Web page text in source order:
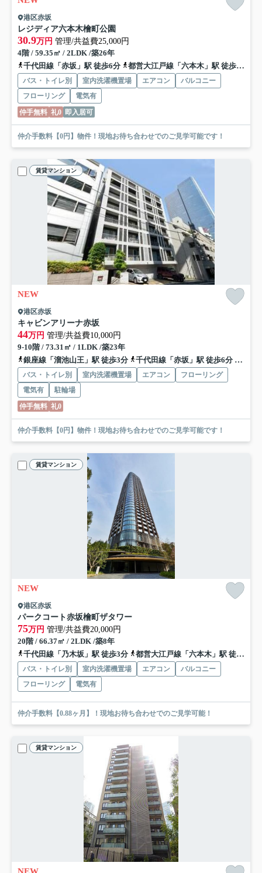
港区赤坂
レジディア六本木檜町公園
30.9万円 管理/共益費25,000円
4階 / 59.35㎡ / 2LDK /築26年
千代田線「赤坂」駅 徒歩6分
都営大江戸線「六本木」駅 徒歩7分
バス・トイレ別 室内洗濯機置場 エアコン
バルコニー
フローリング
電気有
仲手無料 礼0 即入居可
仲介手数料【0円】物件！現地お待ち合わせでのご見学可能です！
賃貸マンション
NEW
港区赤坂
キャビンアリーナ赤坂
44万円 管理/共益費10,000円
9-10階 / 73.31㎡ / 1LDK /築23年
銀座線「溜池山王」駅 徒歩3分
千代田線「赤坂」駅 徒歩6分 南北
バス・トイレ別 室内洗濯機置場 エアコン
フローリング
電気有
駐輪場
仲手無料 礼0
仲介手数料【0円】物件！現地お待ち合わせでのご見学可能です！
賃貸マンション
NEW
港区赤坂
パークコート赤坂檜町ザタワー
75万円 管理/共益費20,000円
20階 / 66.37㎡ / 2LDK /築8年
千代田線「乃木坂」駅 徒歩3分
都営大江戸線「六本木」駅 徒歩8分
バス・トイレ別 室内洗濯機置場 エアコン
バルコニー
フローリング
電気有
仲介手数料【0.88ヶ月】！現地お待ち合わせでのご見学可能！
賃貸マンション